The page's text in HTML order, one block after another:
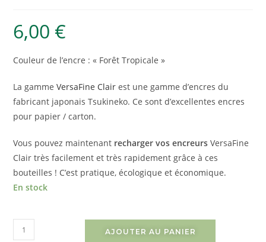
6,00 €
Couleur de l’encre : « Forêt Tropicale »
La gammeVersaFine Clair est une gamme d’encres du
fabricant japonais Tsukineko. Ce sont d’excellentes encres
pour papier / carton.
Vous pouvez maintenant recharger vos encreurs VersaFine
Clair très facilement et très rapidement grâce à ces
bouteilles ! C’est pratique, écologique et économique.
En stock
AJOUTER AU PANIER